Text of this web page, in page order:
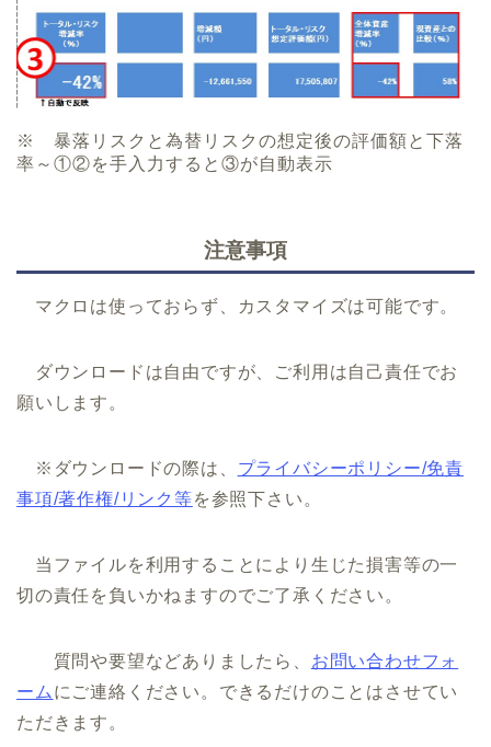
※ 暴落リスクと為替リスクの想定後の評価額と下落
率～①②を手入力すると③が自動表示
注意事項
マクロは使っておらず、カスタマイズは可能です。
ダウンロードは自由ですが、ご利用は自己責任でお
願いします。
※ダウンロードの際は、 プライバシーポリシー/免責
事項/著作権/リンク等を参照下さい。
当ファイルを利用することにより生じた損害等の一
切の責任を負いかねますのでご了承ください。
質問や要望などありましたら、 お問い合わせフォ
ームにご連絡ください。できるだけのことはさせてい
ただきます。